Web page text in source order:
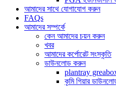
আমাদের সাথে যোগাযোগ করুন
FAQs
আমাদের সম্পর্কে
কেন আমাদের চয়ন করুন
খবর
আমাদের কর্পোরেট সংস্কৃতি
ডাউনলোড করুন
plantray
কৃমি গিয়ার